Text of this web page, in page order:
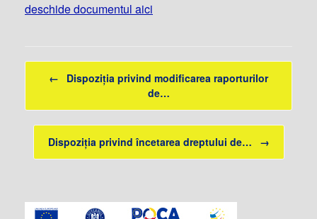
deschide documentul aici
Post navigation
←
Dispoziția privind modificarea raporturilor
de…
Dispoziția privind încetarea dreptului de… →